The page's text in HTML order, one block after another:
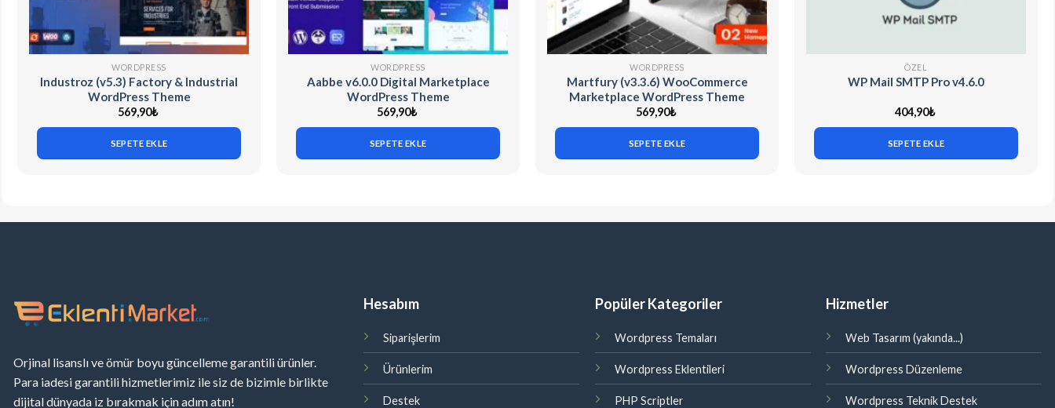
WORDPRESS
Industroz (v5.3) Factory & Industrial
WordPress Theme
569,90₺
SEPETE EKLE
WORDPRESS
Aabbe v6.0.0 Digital Marketplace
WordPress Theme
569,90₺
SEPETE EKLE
WORDPRESS
Martfury (v3.3.6) WooCommerce
Marketplace WordPress Theme
569,90₺
SEPETE EKLE
ÖZEL
WP Mail SMTP Pro v4.6.0
404,90₺
SEPETE EKLE
Orjinal lisanslı ve ömür boyu güncelleme garantili ürünler.
Para iadesi garantili hizmetlerimiz ile siz de bizimle birlikte
dijital dünyada iz bırakmak için adım atın!
Hesabım
Siparişlerim
Ürünlerim
Destek
Popüler Kategoriler
Wordpress Temaları
Wordpress Eklentileri
PHP Scriptler
Hizmetler
Web Tasarım (yakında...)
Wordpress Düzenleme
Wordpress Teknik Destek